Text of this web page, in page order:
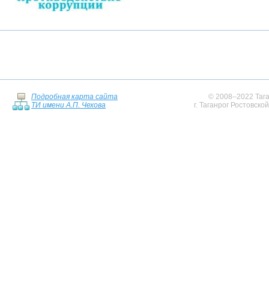
Подробная карта сайта
ТИ имени А.П. Чехова
© 2008–2022
г. Таганрог